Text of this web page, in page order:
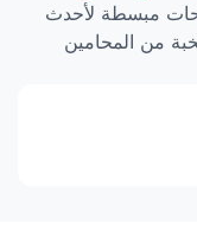
مبسطة لأحدث
من المحامين